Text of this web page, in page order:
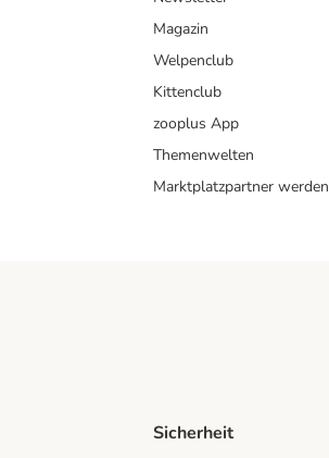
Magazin
Welpenclub
Kittenclub
zooplus App
Themenwelten
Marktplatzpartner werden
Sicherheit